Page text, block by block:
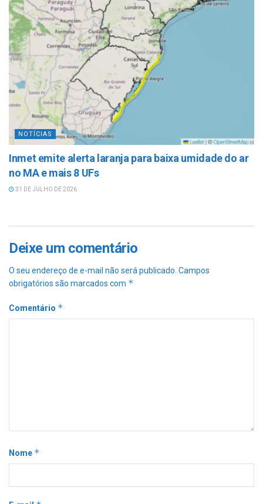
NOTÍCIAS
Inmet emite alerta laranja para baixa umidade do ar
no MA e mais 8 UFs
31 DE JULHO DE 2026
Deixe um comentário
O seu endereço de e-mail não será publicado. Campos
obrigatórios são marcados com *
Comentário *
Nome *